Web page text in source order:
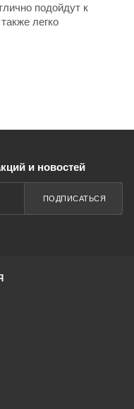
подойдут к
легко
и новостей
ПОДПИСАТЬСЯ